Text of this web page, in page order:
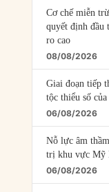
Cơ chế miễn
quyết định đầu
ro cao
08/08/2026
Giai đoạn tiếp
tộc thiểu số
06/08/2026
Nỗ lực âm
trị khu vực Mỹ
06/08/2026